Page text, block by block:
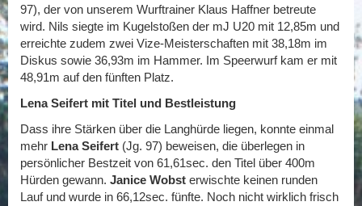
97), der von unserem Wurftrainer Klaus Haffner betreute
wird. Nils siegte im Kugelstoßen der mJ U20 mit 12,85m und
erreichte zudem zwei Vize-Meisterschaften mit 38,18m im
Diskus sowie 36,93m im Hammer. Im Speerwurf kam er mit
48,91m auf den fünften Platz.
Lena Seifert mit Titel und Bestleistung
Dass ihre Stärken über die Langhürde liegen, konnte einmal
mehr Lena Seifert (Jg. 97) beweisen, die überlegen in
persönlicher Bestzeit von 61,61sec. den Titel über 400m
Hürden gewann. Janice Wobst erwischte keinen runden
Lauf und wurde in 66,12sec. fünfte. Noch nicht wirklich frisch